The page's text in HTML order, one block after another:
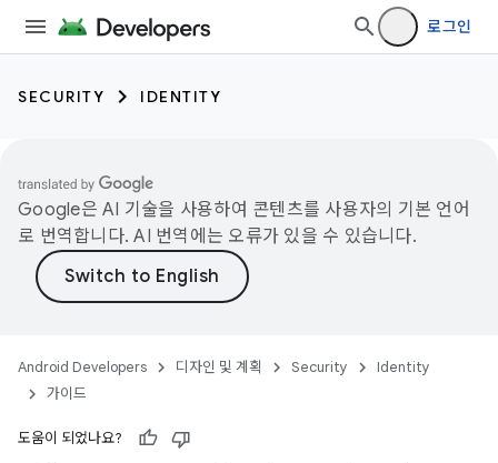
로그인
SECURITY IDENTITY
Google은 AI 기술을 사용하여 콘텐츠를 사용자의 기본 언어
로 번역합니다. AI 번역에는 오류가 있을 수 있습니다.
Android Developers 디자인 및 계획 Security
Identity
가이드
도움이 되었나요?